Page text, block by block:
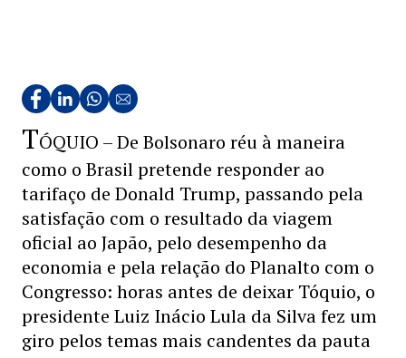
TÓQUIO – De Bolsonaro réu à maneira
como o Brasil pretende responder ao
tarifaço de Donald Trump, passando pela
satisfação com o resultado da viagem
oficial ao Japão, pelo desempenho da
economia e pela relação do Planalto com o
Congresso: horas antes de deixar Tóquio, o
presidente Luiz Inácio Lula da Silva fez um
giro pelos temas mais candentes da pauta